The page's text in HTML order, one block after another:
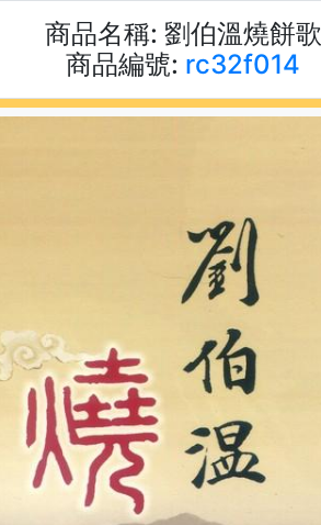
商品名稱: 劉伯溫燒餅歌
商品編號: rc32f014